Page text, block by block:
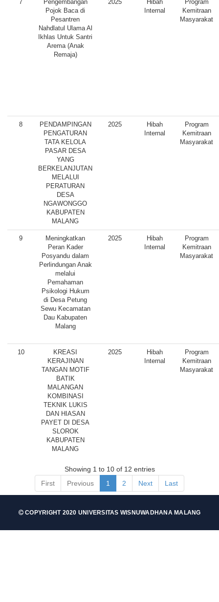
7
Pengembangan
Pojok Baca di
Pesantren
Nahdlatul Ulama Al
Ikhlas Untuk Santri
Arema (Anak
Remaja)
2025
Hibah
Internal
Program
Kemitraan
Masyarakat
8
PENDAMPINGAN
PENGATURAN
TATA KELOLA
PASAR DESA
YANG
BERKELANJUTAN
MELALUI
PERATURAN
DESA
NGAWONGGO
KABUPATEN
MALANG
2025
Hibah
Internal
Program
Kemitraan
Masyarakat
9
Meningkatkan
Peran Kader
Posyandu dalam
Perlindungan Anak
melalui
Pemahaman
Psikologi Hukum
di Desa Petung
Sewu Kecamatan
Dau Kabupaten
Malang
2025
Hibah
Internal
Program
Kemitraan
Masyarakat
10
KREASI
KERAJINAN
TANGAN MOTIF
BATIK
MALANGAN
KOMBINASI
TEKNIK LUKIS
DAN HIASAN
PAYET DI DESA
SLOROK
KABUPATEN
MALANG
2025
Hibah
Internal
Program
Kemitraan
Masyarakat
Showing 1 to 10 of 12 entries
First
Previous 1 2 Next Last
COPYRIGHT 2020 UNIVERSITAS WISNUWADHANA MALANG